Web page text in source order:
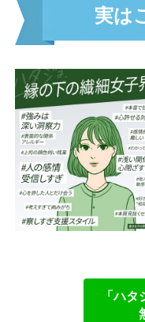
全権掌握
ツンデレ
アドリブ
タイパ界
ソロ活界
自称ミス
安全第一
責任感
マニュア
行動ファ
自由す
頼れる
実は
「ハ